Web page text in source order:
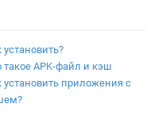
установить?
такое APK-файл и кэш
установить приложения с